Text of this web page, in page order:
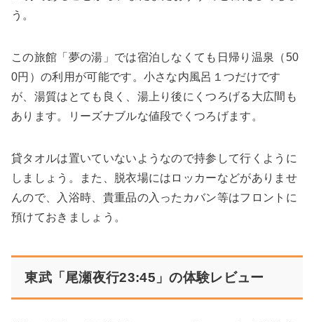
う。
この旅館「夢の湯」では宿泊しなくても日帰り温泉（50
0円）の利用が可能です。小さな内風呂１つだけです
が、湯質はとても良く、湯上り後にくつろげる大広間も
あります。リーズナブルな値段でくつろげます。
貸タオルは置いていないようなので持参して行くように
しましょう。また、脱衣場にはロッカーなどがありませ
んので、入浴時、貴重品の入ったカバン等はフロントに
預けておきましょう。
東武「尾瀬夜行23:45」の体験レビュー